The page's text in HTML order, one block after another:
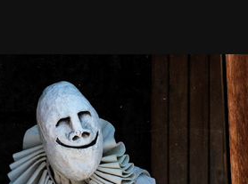
- De drôles de marionnettes
2023